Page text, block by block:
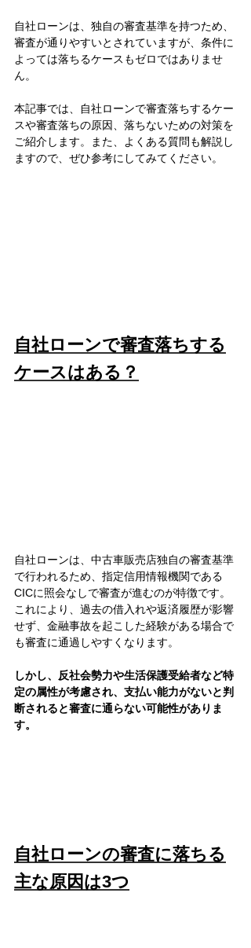
自社ローンは、独自の審査基準を持つため、
審査が通りやすいとされていますが、条件に
よっては落ちるケースもゼロではありませ
ん。
本記事では、自社ローンで審査落ちするケー
スや審査落ちの原因、落ちないための対策を
ご紹介します。また、よくある質問も解説し
ますので、ぜひ参考にしてみてください。
自社ローンで審査落ちする
ケースはある？
自社ローンは、中古車販売店独自の審査基準
で行われるため、指定信用情報機関である
CICに照会なしで審査が進むのが特徴です。
これにより、過去の借入れや返済履歴が影響
せず、金融事故を起こした経験がある場合で
も審査に通過しやすくなります。
しかし、反社会勢力や生活保護受給者など特
定の属性が考慮され、支払い能力がないと判
断されると審査に通らない可能性がありま
す。
自社ローンの審査に落ちる
主な原因は3つ